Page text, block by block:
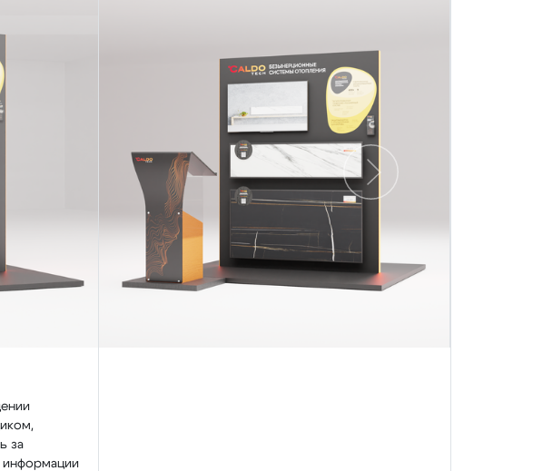
Следующий
за
информации